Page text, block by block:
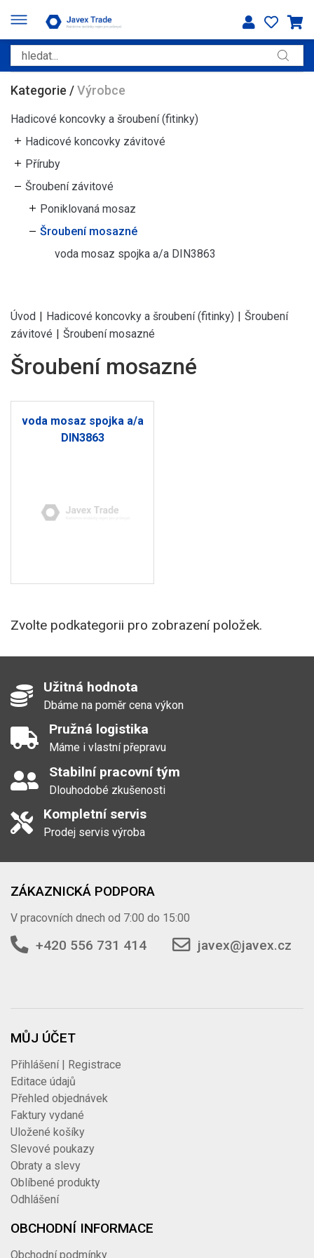
Kategorie /Výrobce
Hadicové koncovky a šroubení (fitinky)
Hadicové koncovky závitové
Příruby
Šroubení závitové
Poniklovaná mosaz
Šroubení mosazné
voda mosaz spojka a/a DIN3863
Úvod | Hadicové koncovky a šroubení (fitinky) | Šroubení
závitové | Šroubení mosazné
Šroubení mosazné
voda mosaz spojka a/a
DIN3863
Zvolte podkategorii pro zobrazení položek.
Užitná hodnota
Dbáme na poměr cena výkon
Pružná logistika
Máme i vlastní přepravu
Stabilní pracovní tým
Dlouhodobé zkušenosti
Kompletní servis
Prodej servis výroba
ZÁKAZNICKÁ PODPORA
V pracovních dnech od 7:00 do 15:00
+420 556 731 414 javex@javex.cz
MŮJ ÚČET
Přihlášení | Registrace
Editace údajů
Přehled objednávek
Faktury vydané
Uložené košíky
Slevové poukazy
Obraty a slevy
Oblíbené produkty
Odhlášení
OBCHODNÍ INFORMACE
Obchodní podmínky